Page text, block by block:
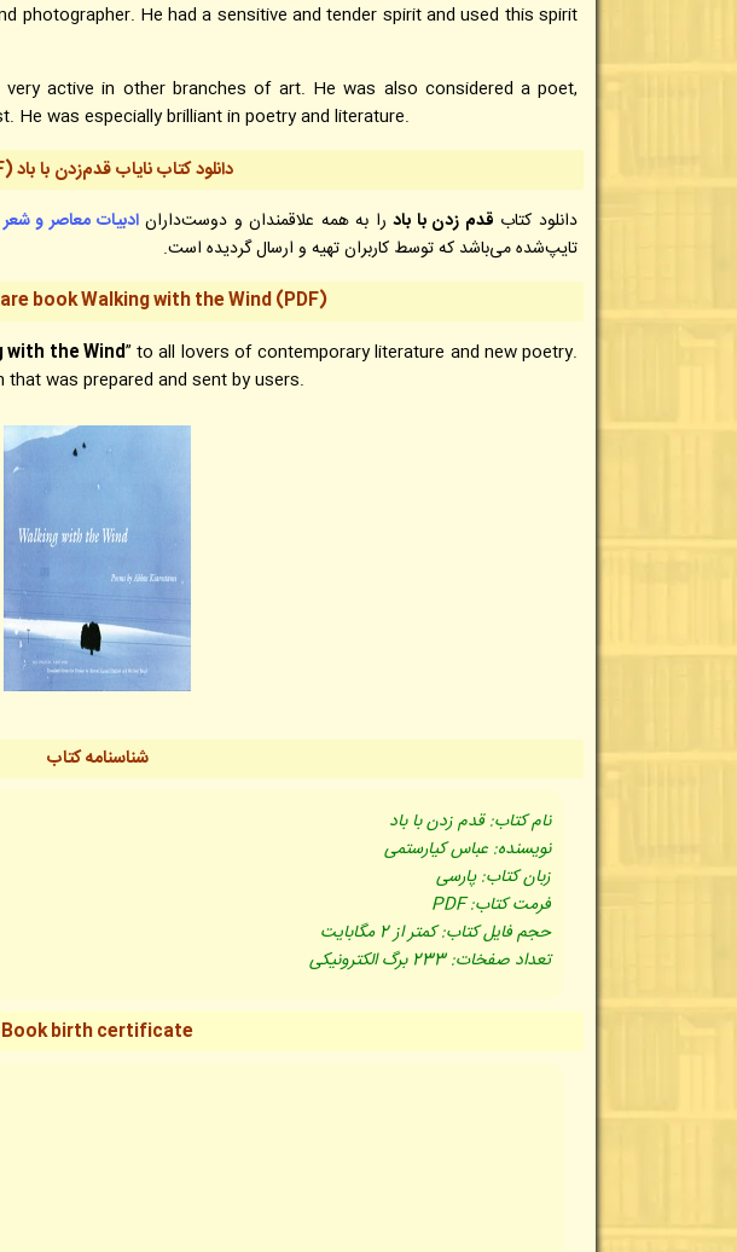
photographer. He had a sensitive and tender spirit and used this spirit
active in other branches of art. He was also considered a poet,
He was especially brilliant in poetry and literature.
دانلود کتاب نایاب قدم‌زدن با باد (PDF)
دانلود کتاب قدم زدن با بادرا به همه علاقمندان و دوست‌دارانادبیات معاصر و شعر
تایپ‌شده می‌باشد که توسط کاربران تهیه و ارسال گردیده است.
book Walking with the Wind (PDF)
with the Wind” to all lovers of contemporary literature and new poetry.
was prepared and sent by users.
شناسنامه کتاب
نام کتاب: قدم زدن با باد
نویسنده: عباس کیارستمی
زبان کتاب: پارسی
فرمت کتاب: PDF
حجم فایل کتاب: کمتر از 2 مگابایت
تعداد صفخات: 233 برگ الکترونیکی
Book birth certificate